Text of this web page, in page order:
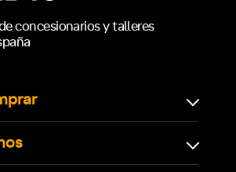
de concesionarios y talleres